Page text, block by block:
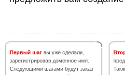
Первый шаг вы уже сделали,
зарегистрировав доменное имя.
Следующими шагами будут заказ